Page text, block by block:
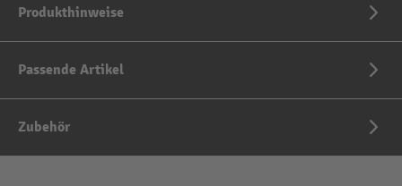
Produkthinweise
Passende Artikel
Zubehör